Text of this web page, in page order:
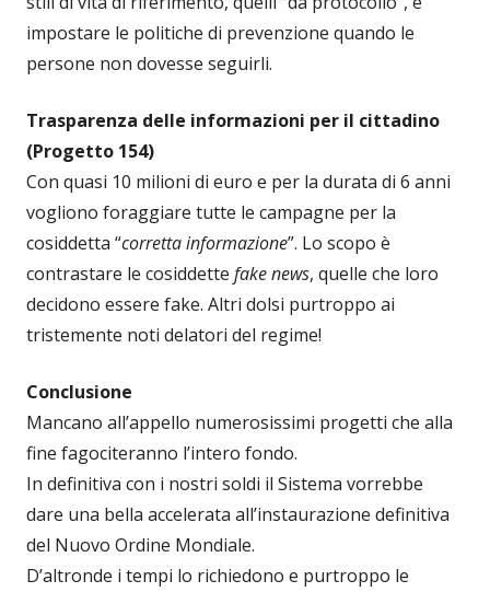
impostare le politiche di prevenzione quando le
persone non dovesse seguirli.
Trasparenza delle informazioni per il cittadino
(Progetto 154)
Con quasi 10 milioni di euro e per la durata di 6 anni
vogliono foraggiare tutte le campagne per la
cosiddetta “corretta informazione”. Lo scopo è
contrastare le cosiddette fake news, quelle che loro
decidono essere fake. Altri dolsi purtroppo ai
tristemente noti delatori del regime!
Conclusione
Mancano all’appello numerosissimi progetti che alla
fine fagociteranno l’intero fondo.
In definitiva con i nostri soldi il Sistema vorrebbe
dare una bella accelerata all’instaurazione definitiva
del Nuovo Ordine Mondiale.
D’altronde i tempi lo richiedono e purtroppo le